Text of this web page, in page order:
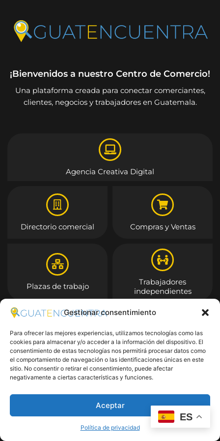
Gestionar consentimiento
Para ofrecer las mejores experiencias, utilizamos tecnologías como las
cookies para almacenar y/o acceder a la información del dispositivo. El
consentimiento de estas tecnologías nos permitirá procesar datos como
el comportamiento de navegación o las identificaciones únicas en este
sitio. No consentir o retirar el consentimiento, puede afectar
negativamente a ciertas características y funciones.
Aceptar
Política de privacidad
¡Bienvenidos a nuestro Centro de Comercio!
Una plataforma creada para conectar comerciantes,
clientes, negocios y trabajadores en Guatemala.
Agencia Creativa Digital
Directorio comercial Compras y Ventas
Plazas de trabajo
Trabajadores
independientes
Entrar
ES